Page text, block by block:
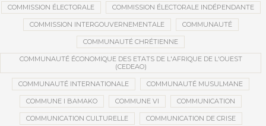
COMMISSION ÉLECTORALE COMMISSION ÉLECTORALE INDÉPENDANTE
COMMISSION INTERGOUVERNEMENTALE COMMUNAUTÉ
COMMUNAUTÉ CHRÉTIENNE
COMMUNAUTÉ ÉCONOMIQUE DES ETATS DE L'AFRIQUE DE L'OUEST
(CEDEAO)
COMMUNAUTÉ INTERNATIONALE COMMUNAUTÉ MUSULMANE
COMMUNE I BAMAKO COMMUNE VI COMMUNICATION
COMMUNICATION CULTURELLE COMMUNICATION DE CRISE